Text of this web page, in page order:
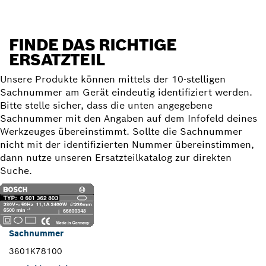
FINDE DAS RICHTIGE
ERSATZTEIL
Unsere Produkte können mittels der 10-stelligen
Sachnummer am Gerät eindeutig identifiziert werden.
Bitte stelle sicher, dass die unten angegebene
Sachnummer mit den Angaben auf dem Infofeld deines
Werkzeuges übereinstimmt. Sollte die Sachnummer
nicht mit der identifizierten Nummer übereinstimmen,
dann nutze unseren Ersatzteilkatalog zur direkten
Suche.
Sachnummer
3601K78100